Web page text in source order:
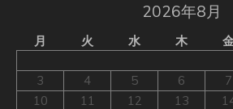
2026年8月
月 火 水 木
3
4 5 6 7
10
11 12 13